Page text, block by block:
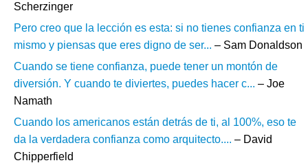
Scherzinger
Pero creo que la lección es esta: si no tienes confianza en ti
mismo y piensas que eres digno de ser... – Sam Donaldson
Cuando se tiene confianza, puede tener un montón de
diversión. Y cuando te diviertes, puedes hacer c... – Joe
Namath
Cuando los americanos están detrás de ti, al 100%, eso te
da la verdadera confianza como arquitecto.... – David
Chipperfield